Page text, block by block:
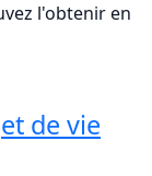
l'obtenir en
de vie